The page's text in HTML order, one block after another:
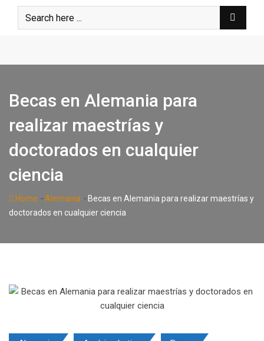
Becas en Alemania para
realizar maestrías y
doctorados en cualquier
ciencia
Home -Alemania - Becas en Alemania para realizar maestrías y
doctorados en cualquier ciencia